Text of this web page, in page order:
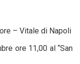
– Vitale di Napoli
ore 11,00 al “San